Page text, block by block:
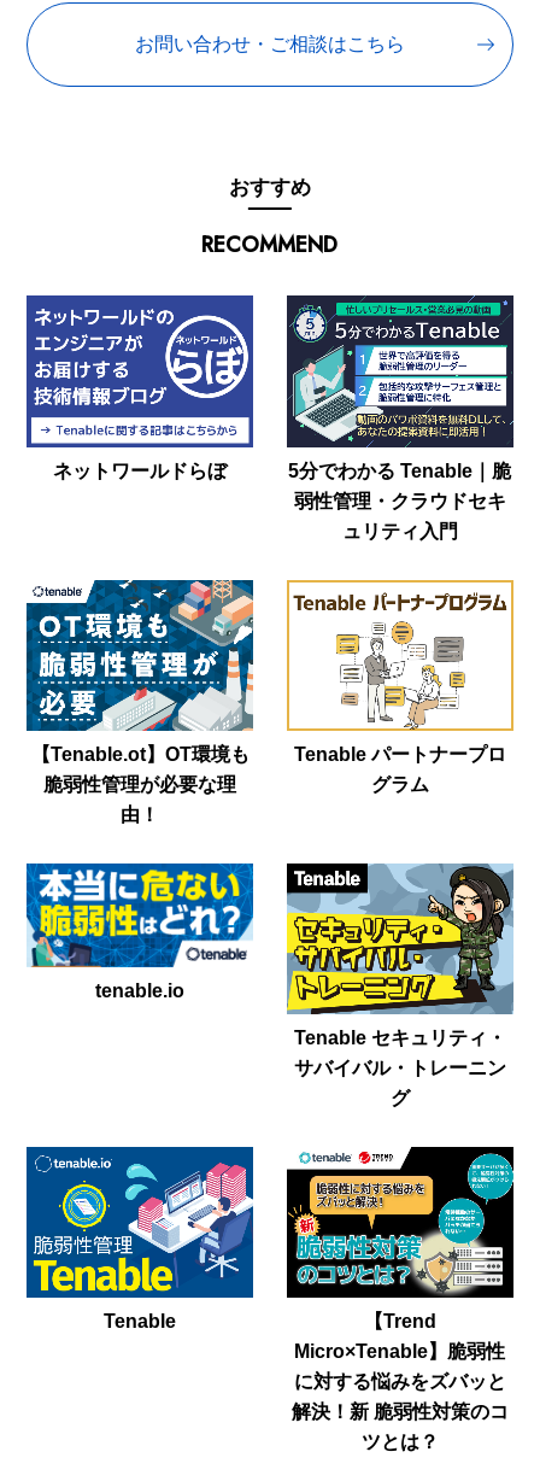
お問い合わせ・ご相談はこちら
RECOMMEND
おすすめ
ネットワールドらぼ
5分でわかる Tenable｜脆
弱性管理・クラウドセキ
ュリティ入門
【Tenable.ot】OT環境も
脆弱性管理が必要な理
由！
Tenable パートナープロ
グラム
tenable.io
Tenable セキュリティ・
サバイバル・トレーニン
グ
Tenable
【Trend
Micro×Tenable】脆弱性
に対する悩みをズバッと
解決！新 脆弱性対策のコ
ツとは？